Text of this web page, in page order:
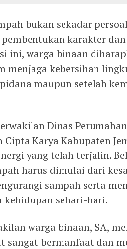
bukan sekadar
karakter
ini, warga binaan
menjaga kebersihan
maupun setelah
Dinas
Cipta Karya Kabupaten
yang telah terjalin.
harus dimulai dari
sampah serta
kehidupan sehari-hari.
warga binaan, SA,
sangat bermanfaat dan